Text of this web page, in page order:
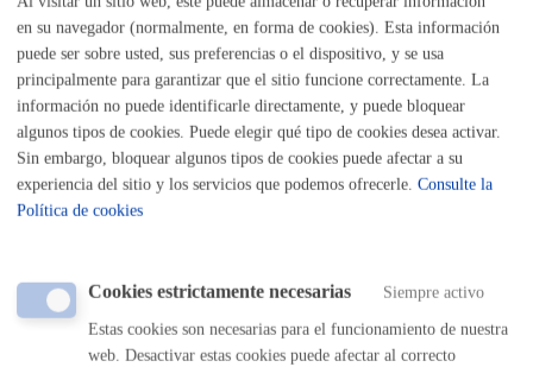
Buscar
Listado completo de Trámites
Llego, vivo en Donostia
Registro general: presentar alegaciones o recursos en un
expediente
PRESENCIAL
TELÉFONO
MÁQUINA
en su navegador (normalmente, en forma de cookies). Esta información
puede ser sobre usted, sus preferencias o el dispositivo, y se usa
principalmente para garantizar que el sitio funcione correctamente. La
información no puede identificarle directamente, y puede bloquear
algunos tipos de cookies. Puede elegir qué tipo de cookies desea activar.
Sin embargo, bloquear algunos tipos de cookies puede afectar a su
experiencia del sitio y los servicios que podemos ofrecerle. Consulte la
Política de cookies
Cookies estrictamente necesarias Siempre activo
Estas cookies son necesarias para el funcionamiento de nuestra
web. Desactivar estas cookies puede afectar al correcto